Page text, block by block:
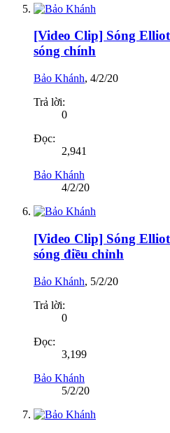
[Video Clip] Sóng
sóng chính
Bảo Khánh, 4/2/20
Trả lời:
0
Đọc:
2,941
Bảo Khánh
4/2/20
[Video Clip] Sóng
sóng điều chỉnh
Bảo Khánh, 5/2/20
Trả lời:
0
Đọc:
3,199
Bảo Khánh
5/2/20